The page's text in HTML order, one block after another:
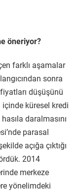
öneriyor?
farklı aşamalar
sonra
düşüşünü
küresel kredi
daralmasını
parasal
açığa çıktığı
2014
merkeze
yönelimdeki